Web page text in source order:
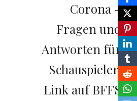
Corona –
Fragen und
Antworten für
Schauspieler|
Link auf BFFS